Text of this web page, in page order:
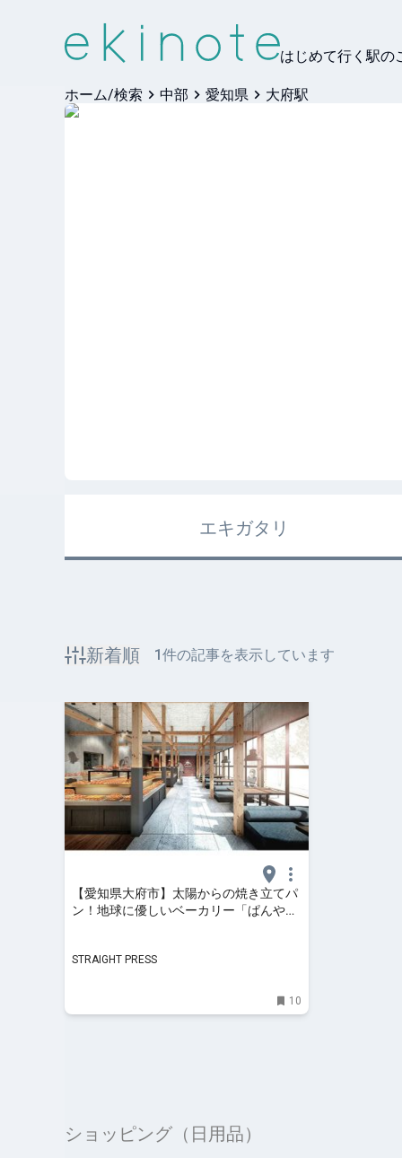
はじめて行く駅の
ホーム/検索 中部 愛知県 大府駅
エキガタリ
新着順 1件の記事を表示しています
【愛知県大府市】太陽からの焼き立てパ
ン！地球に優しいベーカリー「ぱんや
STRAIGHT PRESS
10
ショッピング（日用品）